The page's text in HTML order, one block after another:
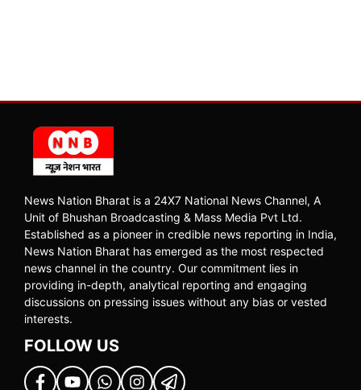
News Nation Bharat is a 24X7 National News Channel, A
Unit of Bhushan Broadcasting & Mass Media Pvt Ltd.
Established as a pioneer in credible news reporting in India,
News Nation Bharat has emerged as the most respected
news channel in the country. Our commitment lies in
providing in-depth, analytical reporting and engaging
discussions on pressing issues without any bias or vested
interests.
FOLLOW US